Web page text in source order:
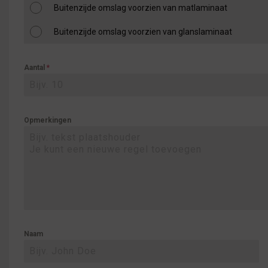
Buitenzijde omslag voorzien van matlaminaat
Buitenzijde omslag voorzien van glanslaminaat
Aantal *
Opmerkingen
Naam